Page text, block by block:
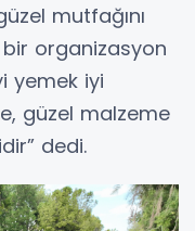
mutfağını
organizasyon
yemek iyi
güzel malzeme
dedi.